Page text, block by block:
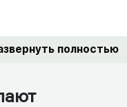
полностью